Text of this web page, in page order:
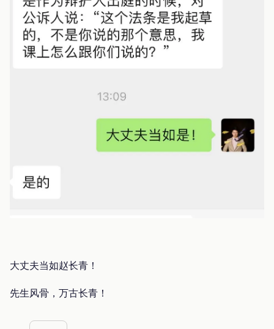
大丈夫当如赵长青！
先生风骨，万古长青！